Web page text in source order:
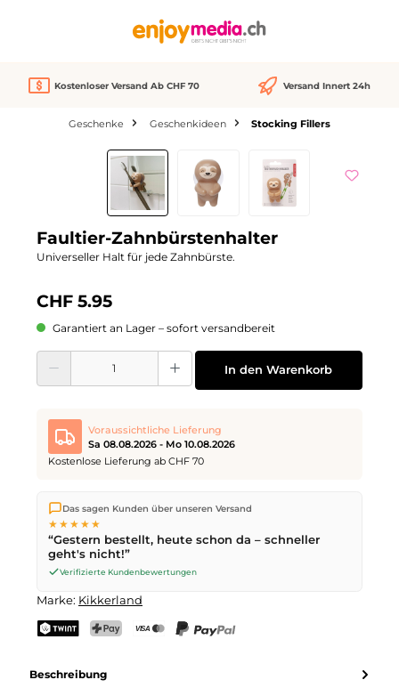
Kostenloser Versand Ab CHF 70 Versand Innert 24h
Geschenke Geschenkideen Stocking Fillers
Bildergalerie überspringen
Faultier-Zahnbürstenhalter
Universeller Halt für jede Zahnbürste.
CHF 5.95
Garantiert an Lager – sofort versandbereit
Produkt Anzahl: Gib den gewünschten Wert ein oder benutze die
In den Warenkorb
Voraussichtliche Lieferung
Sa 08.08.2026 - Mo 10.08.2026
Kostenlose Lieferung ab CHF 70
Wir versenden direkt aus unserem Lager in Kriens. Ab
ist die Lieferung kostenlos. Bestellungen bis
werden noch am selben Tag versendet – Zustellung am
nächsten Werktagmit der Schweizerischen Post.
Samstagszustellung am
bisFreitag, 17 Uhr.
Das sagen Kunden über unseren Versand
★★★★★
“Gestern bestellt, heute schon da – schneller
geht's nicht!”
Verifizierte Kundenbewertungen
Marke: Kikkerland
Beschreibung